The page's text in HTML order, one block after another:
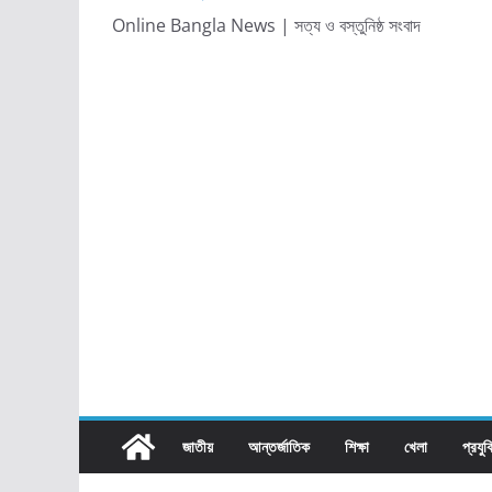
Online Bangla News | সত্য ও বস্তুনিষ্ঠ সংবাদ
জাতীয় আন্তর্জাতিক শিক্ষা খেলা